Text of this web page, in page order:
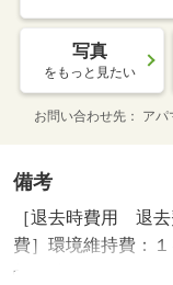
写真
をもっと見たい
お問い合わせ先 アパ
備考
［退去時費用 退
費］環境維持費：
契約時１６５００